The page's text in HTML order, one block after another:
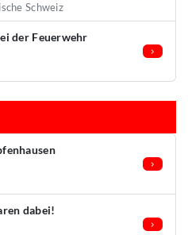
Schweiz
der Feuerwehr
dabei!